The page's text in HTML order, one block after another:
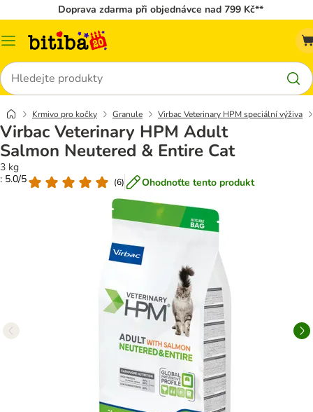
Doprava zdarma při objednávce nad 799 Kč**
Kategorie
Hledat
Krmivo pro kočky Granule Virbac Veterinary HPM speciální výživa
Virbac Veterinary HPM Adult
Salmon Neutered & Entire Cat
3 kg
: 5.0/5
(6) Ohodnoťte tento produkt